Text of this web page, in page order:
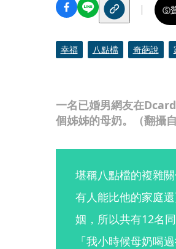
一名已婚男網友在
個姊姊的母奶。（翻攝
幸福 八點檔 奇葩說
堪稱八點檔的複雜
有人能比他的家庭
姻，所以共有12名
「我小時候母奶喝